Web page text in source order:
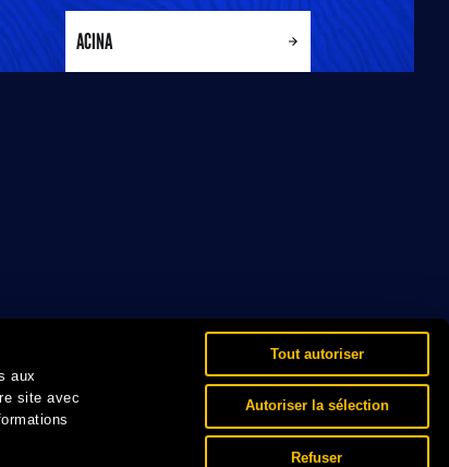
aux
site avec
Tout autoriser
Autoriser la sélection
Refuser
ACINA